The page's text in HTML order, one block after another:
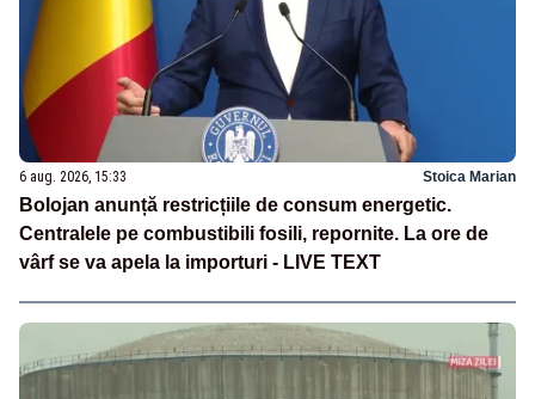
6 aug. 2026, 15:33 Stoica Marian
Bolojan anunță restricțiile de consum energetic.
Centralele pe combustibili fosili, repornite. La ore de
vârf se va apela la importuri - LIVE TEXT